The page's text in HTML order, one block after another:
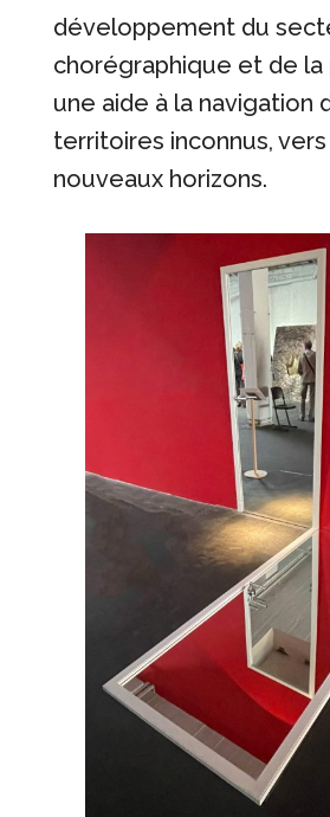
développement du
chorégraphique et de la
une aide à la navigation
territoires inconnus,
nouveaux horizons.